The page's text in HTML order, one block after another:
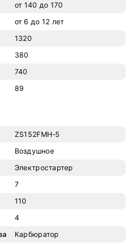
от 140 до 170
от 6 до 12 лет
1320
380
740
89
ZS152FMH-5
Воздушное
Электростартер
7
110
4
Карбюратор